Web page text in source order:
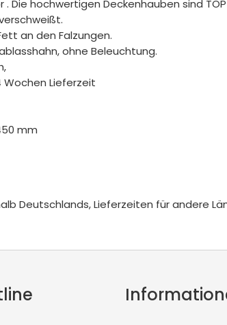
Die hochwertigen Deckenhauben sind TOP
an den Falzungen.
ohne Beleuchtung.
Wochen Lieferzeit
mm
Deutschlands, Lieferzeiten für andere